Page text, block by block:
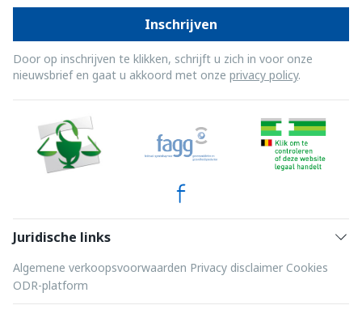
Inschrijven
Door op inschrijven te klikken, schrijft u zich in voor onze
nieuwsbrief en gaat u akkoord met onze privacy policy.
Juridische links
Algemene verkoopsvoorwaarden Privacy disclaimer Cookies
ODR-platform